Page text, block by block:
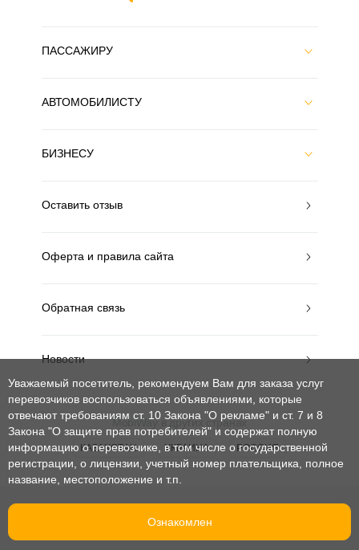
ПАССАЖИРУ
АВТОМОБИЛИСТУ
БИЗНЕСУ
Оставить отзыв
Оферта и правила сайта
Обратная связь
Новости
MobiWay в других странах
КАЗАХСТАН УКРАИНА РОССИЯ
При использовании материалов ссылка на сайт обязательна.
Уважаемый посетитель, рекомендуем Вам для заказа услуг
перевозчиков воспользоваться объявлениями, которые
отвечают требованиям ст. 10 Закона "О рекламе" и ст. 7 и 8
Закона "О защите прав потребителей" и содержат полную
информацию о перевозчике, в том числе о государственной
регистрации, о лицензии, учетный номер плательщика, полное
название, местоположение и т.п.
Ознакомлен